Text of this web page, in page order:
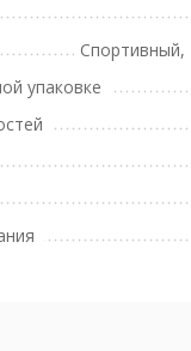
упаковке